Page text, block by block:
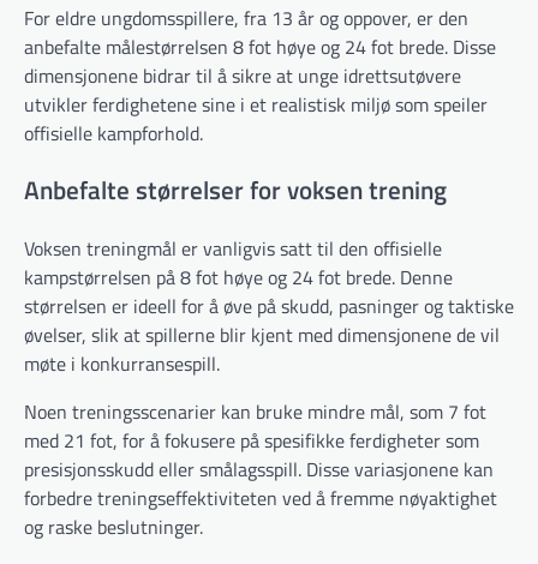
For eldre ungdomsspillere, fra 13 år og oppover, er den
anbefalte målestørrelsen 8 fot høye og 24 fot brede. Disse
dimensjonene bidrar til å sikre at unge idrettsutøvere
utvikler ferdighetene sine i et realistisk miljø som speiler
offisielle kampforhold.
Anbefalte størrelser for voksen trening
Voksen treningmål er vanligvis satt til den offisielle
kampstørrelsen på 8 fot høye og 24 fot brede. Denne
størrelsen er ideell for å øve på skudd, pasninger og taktiske
øvelser, slik at spillerne blir kjent med dimensjonene de vil
møte i konkurransespill.
Noen treningsscenarier kan bruke mindre mål, som 7 fot
med 21 fot, for å fokusere på spesifikke ferdigheter som
presisjonsskudd eller smålagsspill. Disse variasjonene kan
forbedre treningseffektiviteten ved å fremme nøyaktighet
og raske beslutninger.